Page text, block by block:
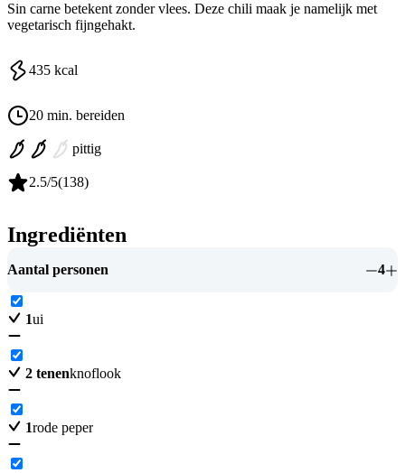
Sin carne betekent zonder vlees. Deze chili maak je namelijk met
vegetarisch fijngehakt.
435 kcal
20 min. bereiden
pittig
2.5/5(138)
Ingrediënten
Aantal personen 4
1ui
2 tenenknoflook
1rode peper